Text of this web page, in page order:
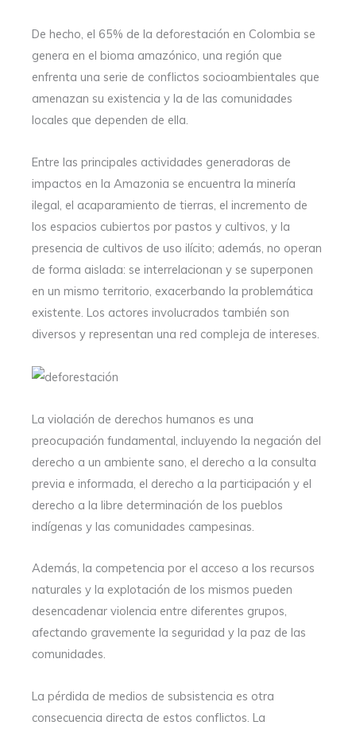
De hecho, el 65% de la deforestación en Colombia se
genera en el bioma amazónico, una región que
enfrenta una serie de conflictos socioambientales que
amenazan su existencia y la de las comunidades
locales que dependen de ella.
Entre las principales actividades generadoras de
impactos en la Amazonia se encuentra la minería
ilegal, el acaparamiento de tierras, el incremento de
los espacios cubiertos por pastos y cultivos, y la
presencia de cultivos de uso ilícito; además, no operan
de forma aislada: se interrelacionan y se superponen
en un mismo territorio, exacerbando la problemática
existente. Los actores involucrados también son
diversos y representan una red compleja de intereses.
La violación de derechos humanos es una
preocupación fundamental, incluyendo la negación del
derecho a un ambiente sano, el derecho a la consulta
previa e informada, el derecho a la participación y el
derecho a la libre determinación de los pueblos
indígenas y las comunidades campesinas.
Además, la competencia por el acceso a los recursos
naturales y la explotación de los mismos pueden
desencadenar violencia entre diferentes grupos,
afectando gravemente la seguridad y la paz de las
comunidades.
La pérdida de medios de subsistencia es otra
consecuencia directa de estos conflictos. La